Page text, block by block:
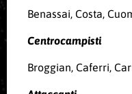
Benassai, Costa,
Centrocampisti
Broggian, Caferri,